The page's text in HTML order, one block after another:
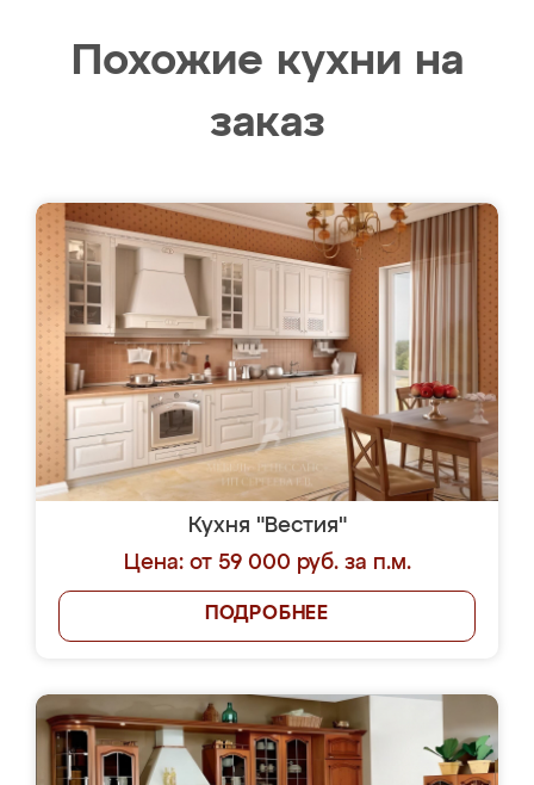
Похожие кухни на
заказ
Кухня "Вестия"
Цена: от 59 000 руб. за п.м.
ПОДРОБНЕЕ